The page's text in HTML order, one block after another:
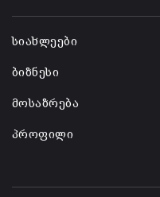
სიახლეები
ბიზნესი
მოსაზრება
პროფილი